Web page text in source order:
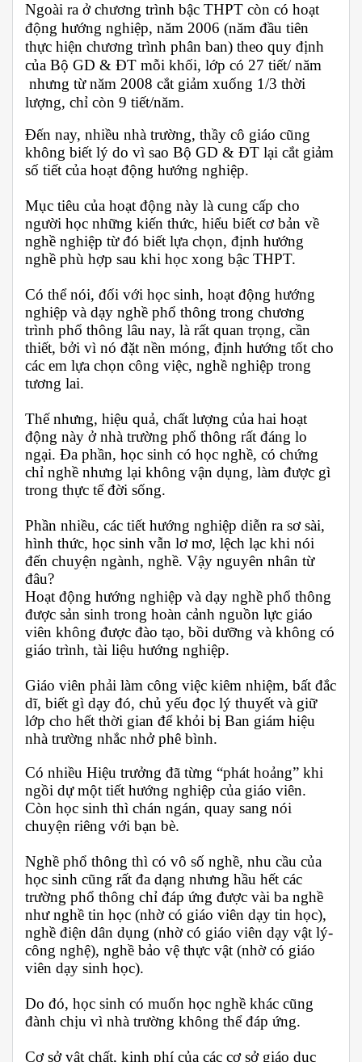
Ngoài ra ở chương trình bậc THPT còn có hoạt
động hướng nghiệp, năm 2006 (năm đầu tiên
thực hiện chương trình phân ban) theo quy định
của Bộ GD & ĐT mỗi khối, lớp có 27 tiết/ năm
nhưng từ năm 2008 cắt giảm xuống 1/3 thời
lượng, chỉ còn 9 tiết/năm.
Đến nay, nhiều nhà trường, thầy cô giáo cũng
không biết lý do vì sao Bộ GD & ĐT lại cắt giảm
số tiết của hoạt động hướng nghiệp.
Mục tiêu của hoạt động này là cung cấp cho
người học những kiến thức, hiểu biết cơ bản về
nghề nghiệp từ đó biết lựa chọn, định hướng
nghề phù hợp sau khi học xong bậc THPT.
Có thể nói, đối với học sinh, hoạt động hướng
nghiệp và dạy nghề phổ thông trong chương
trình phổ thông lâu nay, là rất quan trọng, cần
thiết, bởi vì nó đặt nền móng, định hướng tốt cho
các em lựa chọn công việc, nghề nghiệp trong
tương lai.
Thế nhưng, hiệu quả, chất lượng của hai hoạt
động này ở nhà trường phổ thông rất đáng lo
ngại. Đa phần, học sinh có học nghề, có chứng
chỉ nghề nhưng lại không vận dụng, làm được gì
trong thực tế đời sống.
Phần nhiều, các tiết hướng nghiệp diễn ra sơ sài,
hình thức, học sinh vẫn lơ mơ, lệch lạc khi nói
đến chuyện ngành, nghề. Vậy nguyên nhân từ
đâu?
Hoạt động hướng nghiệp và dạy nghề phổ thông
được sản sinh trong hoàn cảnh nguồn lực giáo
viên không được đào tạo, bồi dưỡng và không có
giáo trình, tài liệu hướng nghiệp.
Giáo viên phải làm công việc kiêm nhiệm, bất đắc
dĩ, biết gì dạy đó, chủ yếu đọc lý thuyết và giữ
lớp cho hết thời gian để khỏi bị Ban giám hiệu
nhà trường nhắc nhở phê bình.
Có nhiều Hiệu trưởng đã từng “phát hoảng” khi
ngồi dự một tiết hướng nghiệp của giáo viên.
Còn học sinh thì chán ngán, quay sang nói
chuyện riêng với bạn bè.
Nghề phổ thông thì có vô số nghề, nhu cầu của
học sinh cũng rất đa dạng nhưng hầu hết các
trường phổ thông chỉ đáp ứng được vài ba nghề
như nghề tin học (nhờ có giáo viên dạy tin học),
nghề điện dân dụng (nhờ có giáo viên dạy vật lý-
công nghệ), nghề bảo vệ thực vật (nhờ có giáo
viên dạy sinh học).
Do đó, học sinh có muốn học nghề khác cũng
đành chịu vì nhà trường không thể đáp ứng.
Cơ sở vật chất, kinh phí của các cơ sở giáo dục